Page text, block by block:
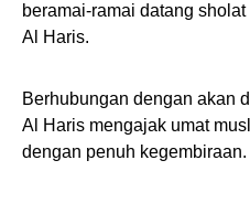
beramai-ramai datang
Al Haris.
Berhubungan dengan akan
Al Haris mengajak umat
dengan penuh kegembiraan.